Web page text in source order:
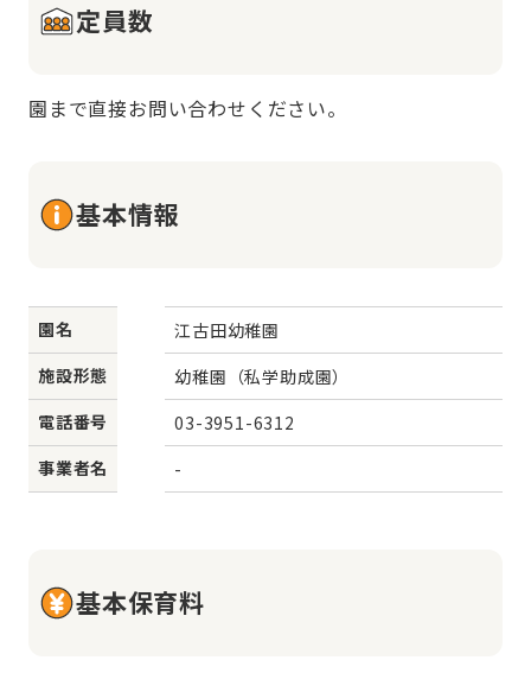
定員数
園まで直接お問い合わせください。
基本情報
園名
江古田幼稚園
施設形態
幼稚園（私学助成園）
電話番号
03-3951-6312
事業者名
-
基本保育料